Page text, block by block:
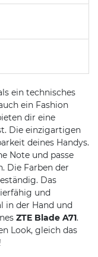
ein technisches
ein Fashion
dir eine
Die einzigartigen
deines Handys.
Note und passe
Die Farben der
Das
und
in der Hand und
ZTE Blade A71.
Look, gleich das